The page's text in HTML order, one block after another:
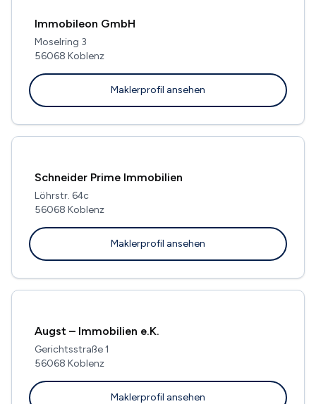
Immobileon GmbH
Moselring 3
56068 Koblenz
Maklerprofil ansehen
Schneider Prime Immobilien
Löhrstr. 64c
56068 Koblenz
Maklerprofil ansehen
Augst – Immobilien e.K.
Gerichtsstraße 1
56068 Koblenz
Maklerprofil ansehen